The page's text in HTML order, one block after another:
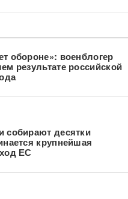
обороне»: военблогер
результате российской
собирают десятки
крупнейшая
ЕС